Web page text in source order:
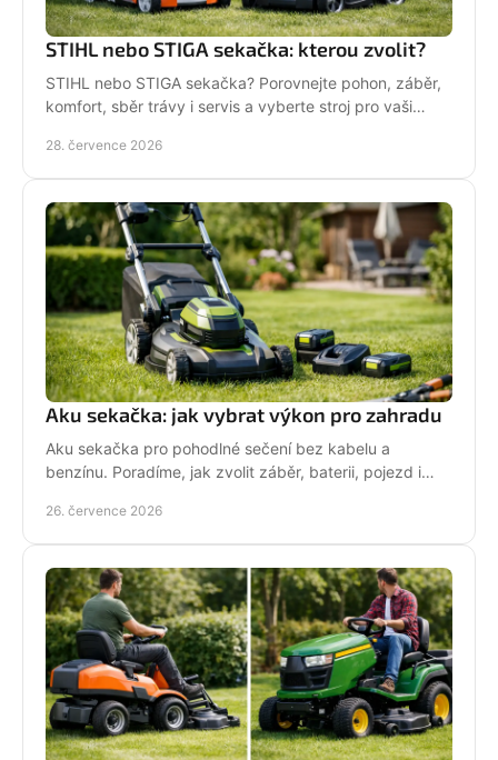
STIHL nebo STIGA sekačka: kterou zvolit?
STIHL nebo STIGA sekačka? Porovnejte pohon, záběr,
komfort, sběr trávy i servis a vyberte stroj pro vaši
28. července 2026
Aku sekačka: jak vybrat výkon pro zahradu
Aku sekačka pro pohodlné sečení bez kabelu a
benzínu. Poradíme, jak zvolit záběr, baterii, pojezd i
26. července 2026